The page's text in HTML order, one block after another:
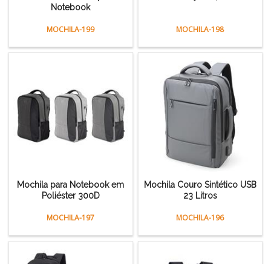
Notebook
MOCHILA-199 MOCHILA-198
Mochila para Notebook em
Poliéster 300D
MOCHILA-197
Mochila Couro Sintético USB
23 Litros
MOCHILA-196